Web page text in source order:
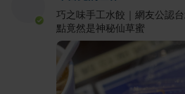
巧之味手工水餃｜網友公認
點竟然是神秘仙草蜜